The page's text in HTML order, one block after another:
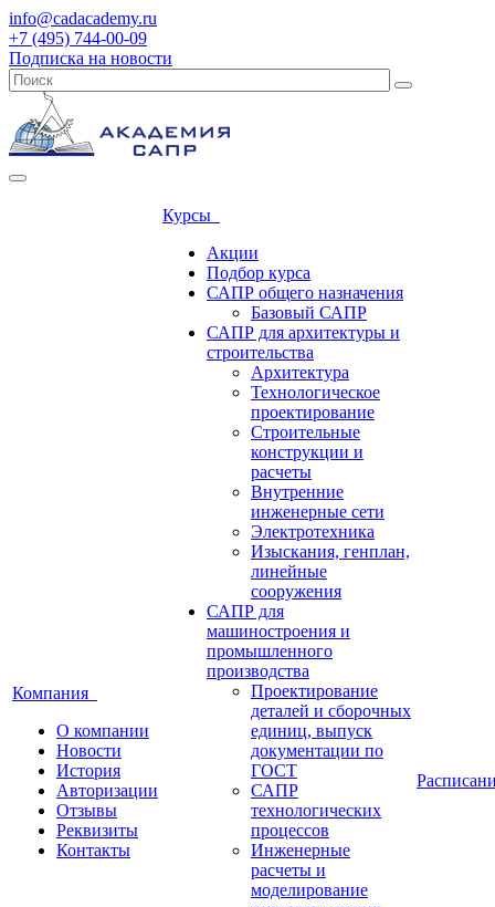
info@cadacademy.ru
+7 (495) 744-00-09
Подписка на новости
Компания
О компании
Новости
История
Авторизации
Отзывы
Реквизиты
Контакты
Курсы
Акции
Подбор курса
САПР общего назначения
Базовый САПР
САПР для архитектуры и
строительства
Архитектура
Технологическое
проектирование
Строительные
конструкции и
расчеты
Внутренние
инженерные сети
Электротехника
Изыскания, генплан,
линейные
сооружения
САПР для
машиностроения и
промышленного
производства
Проектирование
деталей и сборочных
единиц, выпуск
документации по
ГОСТ
САПР
технологических
процессов
Инженерные
расчеты и
моделирование